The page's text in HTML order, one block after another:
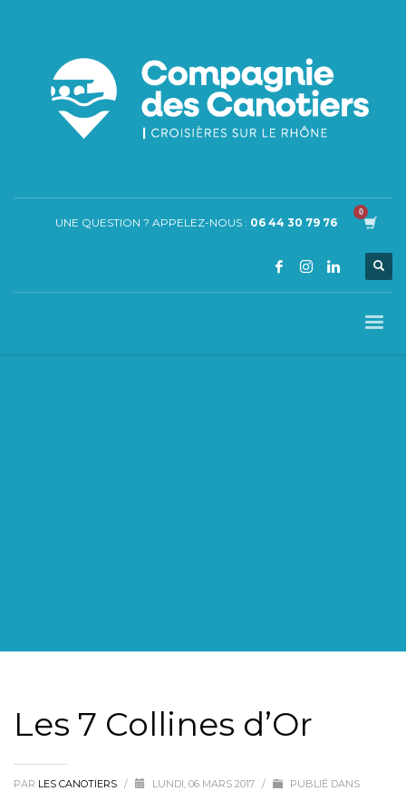
UNE QUESTION ? APPELEZ-NOUS : 06 44 30 79 76
Les 7 Collines d’Or
PAR LES CANOTIERS / LUNDI, 06 MARS 2017 / PUBLIÉ DANS